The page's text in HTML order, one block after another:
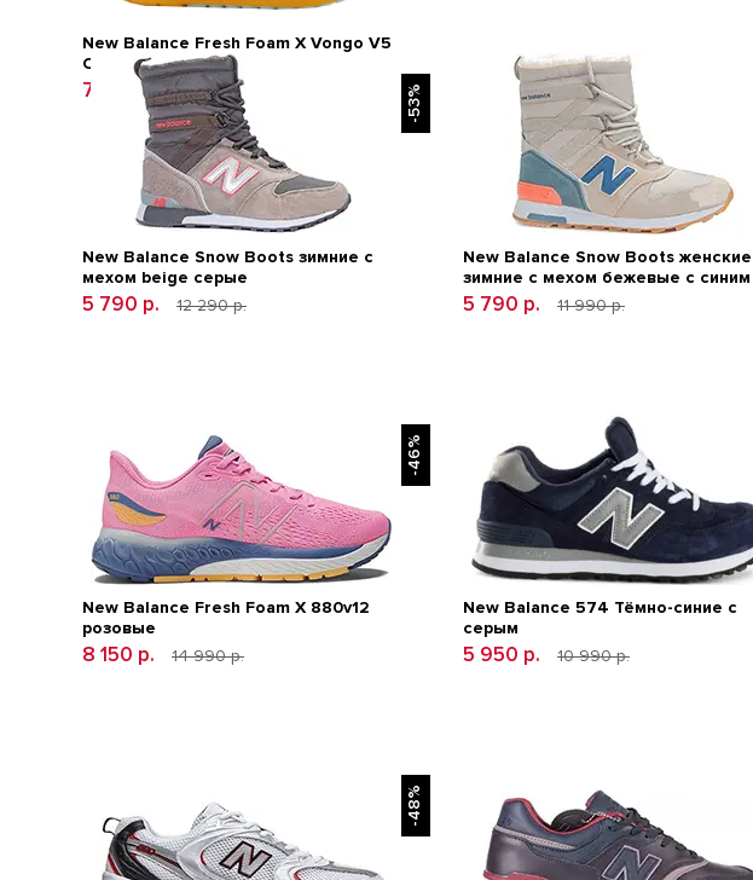
New Balance Fresh Foam X Vongo V5
Синий/Голубой
7 490 р. 18 990 р. -53%
New Balance Snow Boots зимние с
мехом beige серые
5 790 р. 12 290 р.
New Balance Snow Boots женские
зимние с мехом бежевые с синим
5 790 р. 11 990 р.
-46%
New Balance Fresh Foam X 880v12
розовые
8 150 р. 14 990 р.
New Balance 574 Тёмно-синие с
серым
5 950 р. 10 990 р.
-48%